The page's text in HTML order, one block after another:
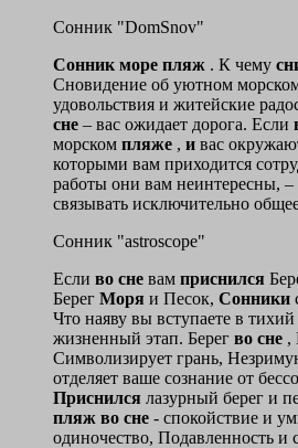
Сонник "DomSnov"
Сонник море пляж . К чему
Сновидение об уютном
удовольствия и житейские
сне – вас ожидает дорога. Если
морском пляже , и вас
которыми вам приходится
работы они вам неинтересны, –
связывать исключительно
Сонник "astroscope"
Если во сне вам приснился
Берег Моря и Песок, Сонники
Что наяву вы вступаете в
жизненный этап. Берег во сне ,
Символизирует грань,
отделяет ваше сознание от
Приснился лазурный берег и
пляж во сне - спокойствие и
одиночество, Подавленность и